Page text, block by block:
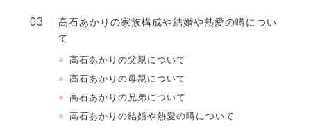
高石あかりの家族構成や結婚や熱愛の噂につい
て
高石あかりの父親について
高石あかりの母親について
高石あかりの兄弟について
高石あかりの結婚や熱愛の噂について